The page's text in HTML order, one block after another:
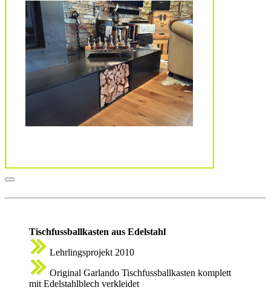
Tischfussballkasten aus Edelstahl
Lehrlingsprojekt 2010
Original Garlando Tischfussballkasten komplett
mit Edelstahlblech verkleidet